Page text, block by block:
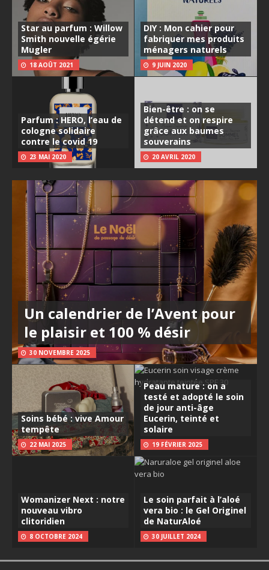
Star au parfum : Willow
Smith nouvelle égérie
Mugler
18 AOÛT 2021
DIY : Mon cahier pour
fabriquer mes produits
ménagers naturels
9 JUIN 2020
Parfum : HERO, l’eau de
cologne solidaire
contre le covid 19
23 MAI 2020
Bien-être : on se
détend et on respire
grâce aux baumes
souverains
20 AVRIL 2020
Un calendrier de l’Avent pour
le plaisir et 100 % désir
30 NOVEMBRE 2025
Soins bébé : vive Amour
tempête
22 MAI 2025
Peau mature : on a
testé et adopté le soin
de jour anti-âge
Eucerin, teinté et
solaire
19 FÉVRIER 2025
Womanizer Next : notre
nouveau vibro
clitoridien
8 OCTOBRE 2024
Le soin parfait à l’aloé
vera bio : le Gel Originel
de NaturAloé
30 JUILLET 2024